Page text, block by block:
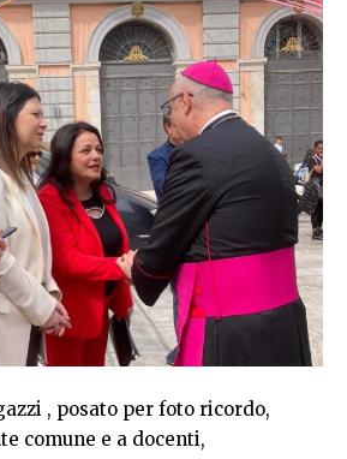
, posato per foto ricordo,
comune e a docenti,